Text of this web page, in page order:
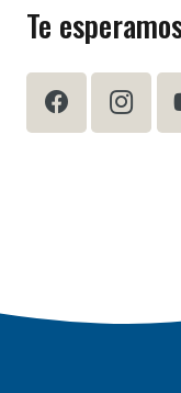
Te